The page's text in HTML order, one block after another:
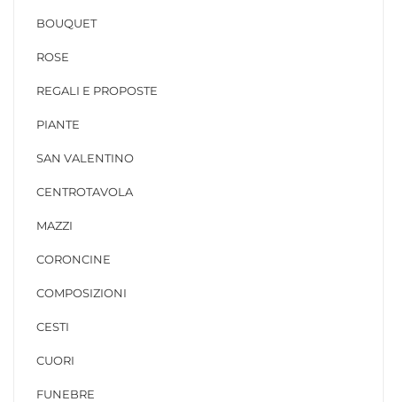
BOUQUET
ROSE
REGALI E PROPOSTE
PIANTE
SAN VALENTINO
CENTROTAVOLA
MAZZI
CORONCINE
COMPOSIZIONI
CESTI
CUORI
FUNEBRE